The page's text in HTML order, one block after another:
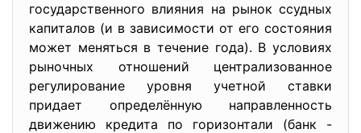
государственного влияния на рынок ссудных
капиталов (и в зависимости от его состояния
может меняться в течение года). В условиях
рыночных отношений централизованное
регулирование уровня учетной ставки
придает определённую направленность
движению кредита по горизонтали (банк -